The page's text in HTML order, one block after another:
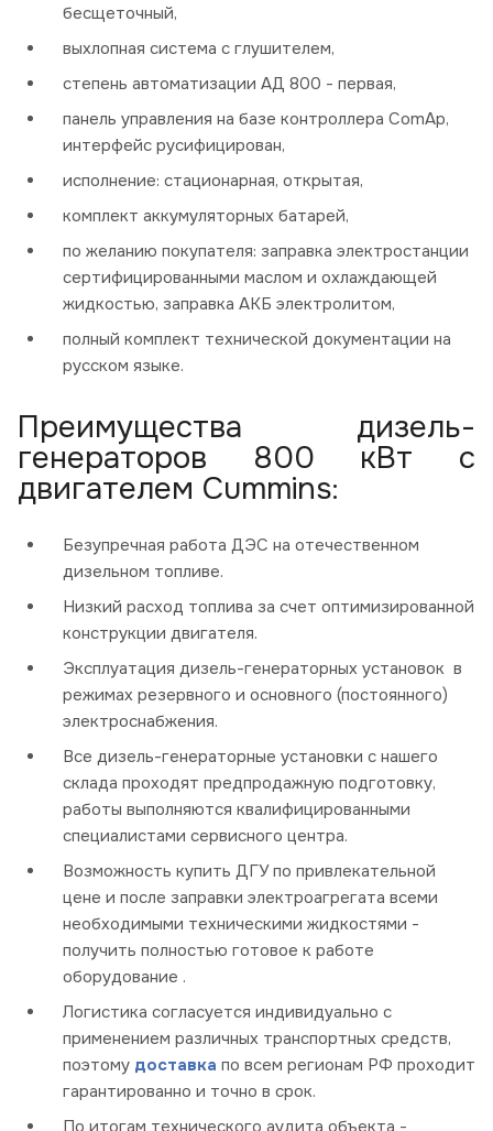
бесщеточный,
выхлопная система с глушителем,
степень автоматизации АД 800 - первая,
панель управления на базе контроллера ComAp,
интерфейс русифицирован,
исполнение: стационарная, открытая,
комплект аккумуляторных батарей,
по желанию покупателя: заправка электростанции
сертифицированными маслом и охлаждающей
жидкостью, заправка АКБ электролитом,
полный комплект технической документации на
русском языке.
Преимущества дизель-
генераторов 800 кВт с
двигателем Cummins:
Безупречная работа ДЭС на отечественном
дизельном топливе.
Низкий расход топлива за счет оптимизированной
конструкции двигателя.
Эксплуатация дизель-генераторных установок в
режимах резервного и основного (постоянного)
электроснабжения.
Все дизель-генераторные установки с нашего
склада проходят предпродажную подготовку,
работы выполняются квалифицированными
специалистами сервисного центра.
Возможность купить ДГУ по привлекательной
цене и после заправки электроагрегата всеми
необходимыми техническими жидкостями -
получить полностью готовое к работе
оборудование .
Логистика согласуется индивидуально с
применением различных транспортных средств,
поэтому доставка по всем регионам РФ проходит
гарантированно и точно в срок.